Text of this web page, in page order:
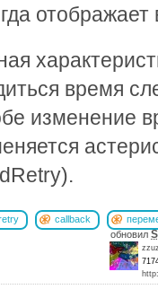
время
изменение
callback
обновил